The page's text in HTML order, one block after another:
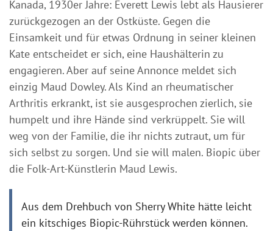
Kanada, 1930er Jahre: Everett Lewis lebt als Hausierer
zurückgezogen an der Ostküste. Gegen die
Einsamkeit und für etwas Ordnung in seiner kleinen
Kate entscheidet er sich, eine Haushälterin zu
engagieren. Aber auf seine Annonce meldet sich
einzig Maud Dowley. Als Kind an rheumatischer
Arthritis erkrankt, ist sie ausgesprochen zierlich, sie
humpelt und ihre Hände sind verkrüppelt. Sie will
weg von der Familie, die ihr nichts zutraut, um für
sich selbst zu sorgen. Und sie will malen. Biopic über
die Folk-Art-Künstlerin Maud Lewis.
Aus dem Drehbuch von Sherry White hätte leicht
ein kitschiges Biopic-Rührstück werden können.